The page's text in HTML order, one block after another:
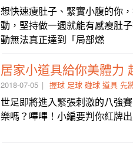
想快速瘦肚子、緊實小腹的你
動，堅持做一週就能有感瘦肚
動無法真正達到「局部燃
居家小道具給你美體力
2018-07-05 握球 足球 碰球 道具 先
世足即將進入緊張刺激的八強